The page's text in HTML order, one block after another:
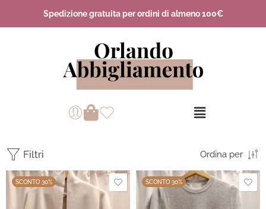
Spedizione gratuita per ordini di almeno 100€
Filtri Ordina per
SCONTO 30% SCONTO 30%